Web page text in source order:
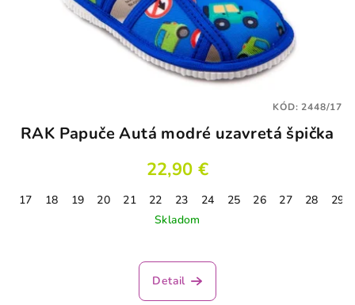
RAK Papuče Autá modré uzavretá špička
22,90 €
17 18 19 20 21 22 23 24 25 26 27 28
29
Skladom
hodnotenie
produktu
Detail
KÓD:2448/17